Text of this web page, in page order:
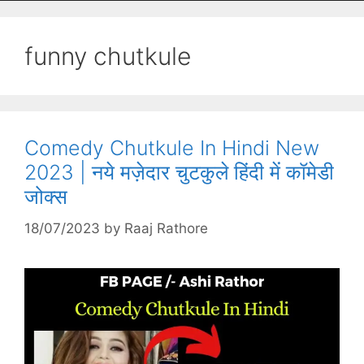
funny chutkule
Comedy Chutkule In Hindi New
2023 | नये मज़ेदार चुटकुले हिंदी में कॉमेडी
जोक्स
18/07/2023 by Raaj Rathore